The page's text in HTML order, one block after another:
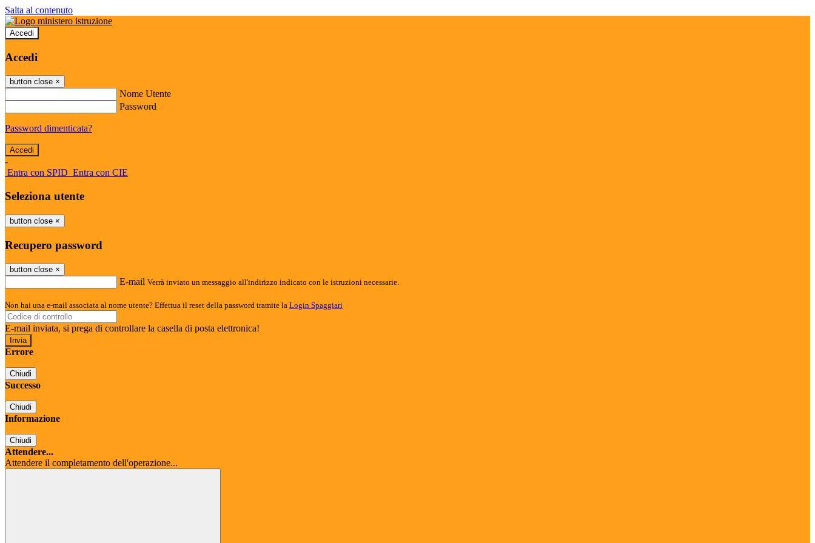
Salta al contenuto
Accedi
Accedi
button close ×
Nome Utente
Password
Password dimenticata?
-
Entra con SPID Entra con CIE
Seleziona utente
button close ×
Recupero password
button close ×
E-mail Verrà inviato un messaggio all'indirizzo indicato con le istruzioni necessarie.
Non hai una e-mail associata al nome utente? Effettua il reset della password tramite la Login Spaggiari
E-mail inviata, si prega di controllare la casella di posta elettronica!
Errore
Chiudi
Successo
Chiudi
Informazione
Chiudi
Attendere...
Attendere il completamento dell'operazione...